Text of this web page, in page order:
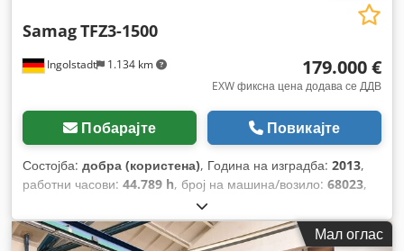
Ingolstadt 1.134 km
SamagTFZ3-1500
179.000 €
EXW фиксна цена додава се ДДВ
Побарајте Повикајте
Состојба: добра (користена), Година на изградба: 2013,
работни часови: 44.789 h, број на машина/возило: 68023,
2.000 мм
оска X:1.250 мм, должина на напредување на оската Y:
1.250 мм, Мал оглас